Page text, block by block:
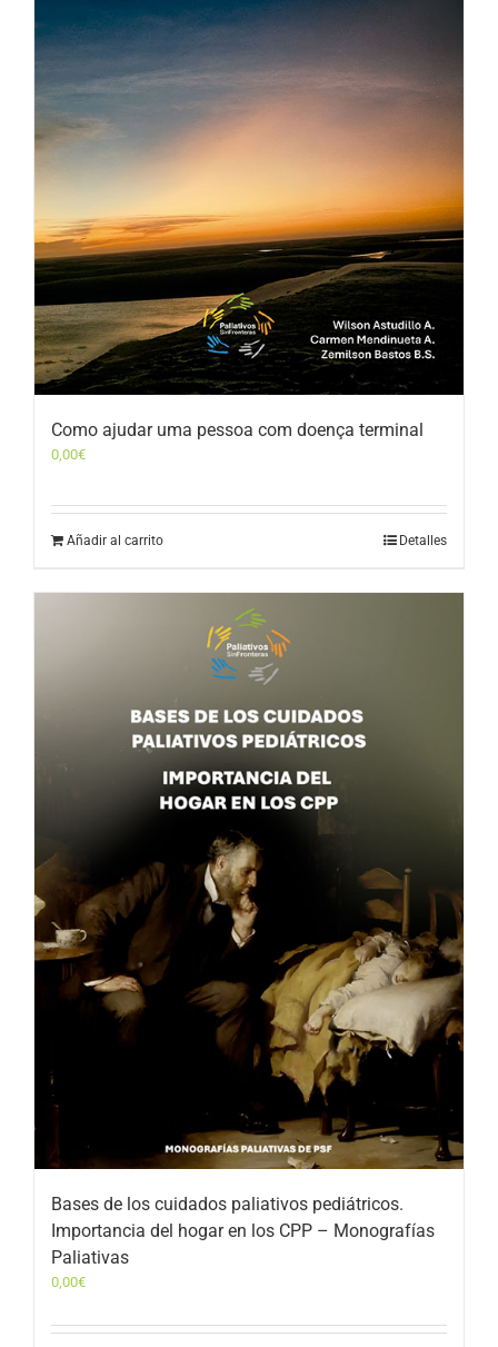
Como ajudar uma pessoa com doença terminal
0,00€
Añadir al carrito Detalles
Bases de los cuidados paliativos pediátricos.
Importancia del hogar en los CPP – Monografías
Paliativas
0,00€